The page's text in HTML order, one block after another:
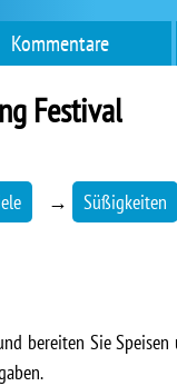
Kommentare
Festival
→ Süßigkeiten
bereiten Sie